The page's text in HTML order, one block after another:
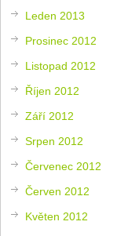
Leden 2013
Prosinec 2012
Listopad 2012
Říjen 2012
Září 2012
Srpen 2012
Červenec 2012
Červen 2012
Květen 2012